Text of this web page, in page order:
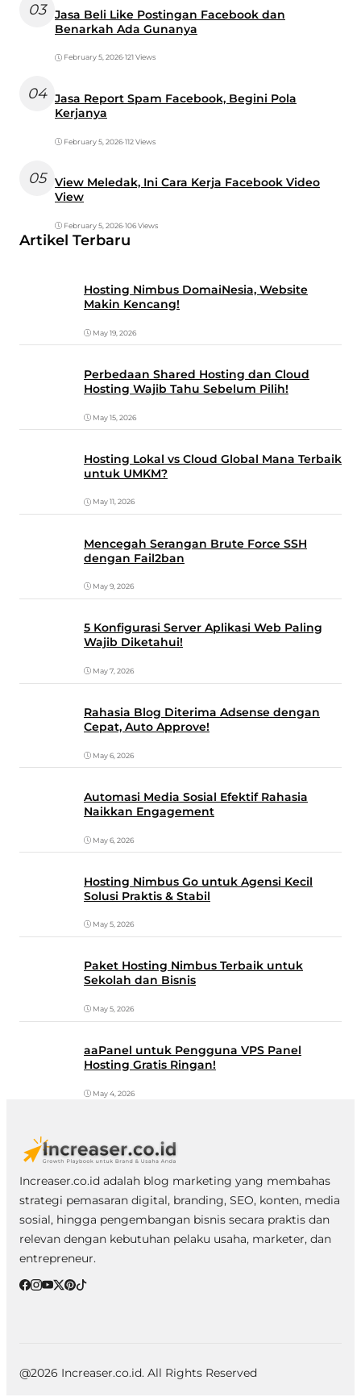
03
Jasa Beli Like Postingan Facebook dan
Benarkah Ada Gunanya
February 5, 2026•121 Views
04 Jasa Report Spam Facebook, Begini Pola
Kerjanya
February 5, 2026•112 Views
05
View Meledak, Ini Cara Kerja Facebook Video
View
February 5, 2026•106 Views
Artikel Terbaru
Hosting Nimbus DomaiNesia, Website
Makin Kencang!
May 19, 2026
Perbedaan Shared Hosting dan Cloud
Hosting Wajib Tahu Sebelum Pilih!
May 15, 2026
Hosting Lokal vs Cloud Global Mana Terbaik
untuk UMKM?
May 11, 2026
Mencegah Serangan Brute Force SSH
dengan Fail2ban
May 9, 2026
5 Konfigurasi Server Aplikasi Web Paling
Wajib Diketahui!
May 7, 2026
Rahasia Blog Diterima Adsense dengan
Cepat, Auto Approve!
May 6, 2026
Automasi Media Sosial Efektif Rahasia
Naikkan Engagement
May 6, 2026
Hosting Nimbus Go untuk Agensi Kecil
Solusi Praktis & Stabil
May 5, 2026
Paket Hosting Nimbus Terbaik untuk
Sekolah dan Bisnis
May 5, 2026
aaPanel untuk Pengguna VPS Panel
Hosting Gratis Ringan!
May 4, 2026
Increaser.co.id adalah blog marketing yang membahas
strategi pemasaran digital, branding, SEO, konten, media
sosial, hingga pengembangan bisnis secara praktis dan
relevan dengan kebutuhan pelaku usaha, marketer, dan
entrepreneur.
@2026 Increaser.co.id. All Rights Reserved